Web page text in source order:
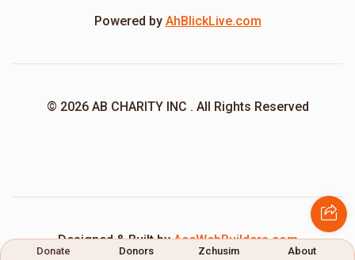
Powered by AhBlickLive.com
© 2026 AB CHARITY INC . All Rights Reserved
Designed & Built byAceWebBuilders.com
Donate Donors Zchusim About